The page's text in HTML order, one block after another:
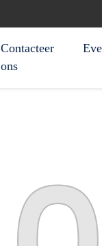
Contacteer
ons